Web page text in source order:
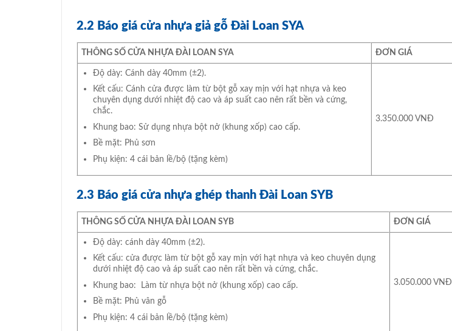
2.2 Báo giá cửa nhựa giả gỗ Đài Loan SYA
THÔNG SỐ CỬA NHỰA ĐÀI LOAN SYA ĐƠN GIÁ
Độ dày: Cánh dày 40mm (±2).
Kết cấu: Cánh cửa được làm từ bột gỗ xay mịn với hạt nhựa và keo
chuyên dụng dưới nhiệt độ cao và áp suất cao nên rất bền và cứng,
chắc.
Khung bao: Sử dụng nhựa bột nở (khung xốp) cao cấp.
Bề mặt: Phủ sơn
Phụ kiện: 4 cái bản lề/bộ (tặng kèm)
3.350.000 VNĐ
2.3 Báo giá cửa nhựa ghép thanh Đài Loan SYB
THÔNG SỐ CỬA NHỰA ĐÀI LOAN SYB ĐƠN GIÁ
Độ dày: cánh dày 40mm (±2).
Kết cấu: cửa được làm từ bột gỗ xay mịn với hạt nhựa và keo chuyên dụng
dưới nhiệt độ cao và áp suất cao nên rất bền và cứng, chắc.
Khung bao: Làm từ nhựa bột nở (khung xốp) cao cấp.
Bề mặt: Phủ vân gỗ
Phụ kiện: 4 cái bản lề/bộ (tặng kèm)
3.050.000 VNĐ